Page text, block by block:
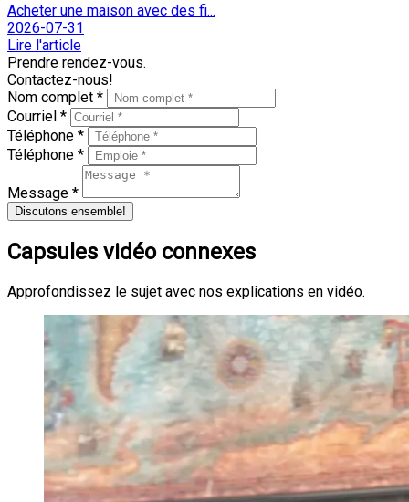
Acheter une maison avec des fi...
2026-07-31
Lire l'article
Prendre rendez-vous.
Contactez-nous!
Nom complet *
Courriel *
Téléphone *
Téléphone *
Message *
Discutons ensemble!
Capsules vidéo connexes
Approfondissez le sujet avec nos explications en vidéo.